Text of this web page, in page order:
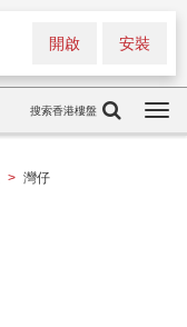
安裝
開啟
搜索香港樓盤
> 灣仔